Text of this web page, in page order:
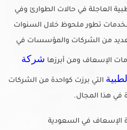
العاجلة في حالات الطوارئ وفي
تطور ملحوظ خلال السنوات
من الشركات والمؤسسات في
الإسعاف ومن أبرزها شركة
التي برزت كواحدة من الشركات
في هذا المجال.